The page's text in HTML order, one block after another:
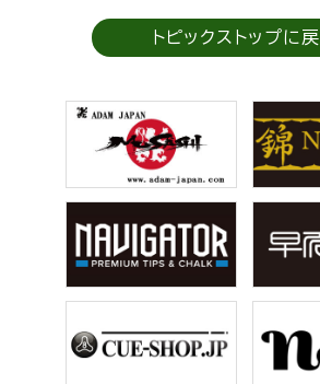
トピックストップに